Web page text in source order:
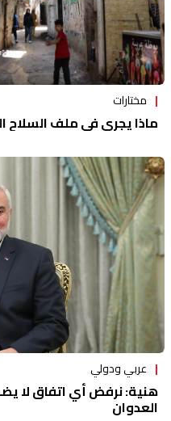
مختارات
ماذا يجري في ملف السلاح
عربي ودولي
هنية: نرفض أي اتفاق لا
العدوان